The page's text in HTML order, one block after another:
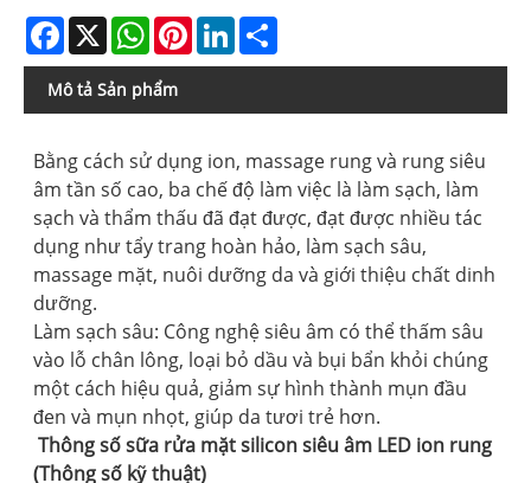
Facebook
X WhatsAppPinterestLinkedIn
Mô tả Sản phẩm
Bằng cách sử dụng ion, massage rung và rung siêu
âm tần số cao, ba chế độ làm việc là làm sạch, làm
sạch và thẩm thấu đã đạt được, đạt được nhiều tác
dụng như tẩy trang hoàn hảo, làm sạch sâu,
massage mặt, nuôi dưỡng da và giới thiệu chất dinh
dưỡng.
Làm sạch sâu: Công nghệ siêu âm có thể thấm sâu
vào lỗ chân lông, loại bỏ dầu và bụi bẩn khỏi chúng
một cách hiệu quả, giảm sự hình thành mụn đầu
đen và mụn nhọt, giúp da tươi trẻ hơn. ‌
Thông số sữa rửa mặt silicon siêu âm LED ion rung
(Thông số kỹ thuật)